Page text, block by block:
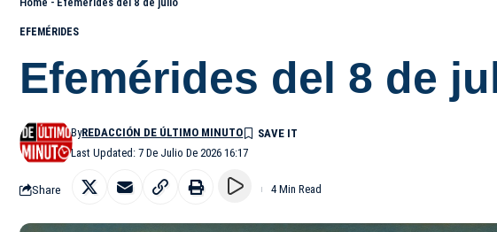
EFEMÉRIDES
Efemérides del 8 de
Last Updated: 7 De Julio De 2026 16:17
ByREDACCIÓN DE ÚLTIMO MINUTO
Share 4 Min Read